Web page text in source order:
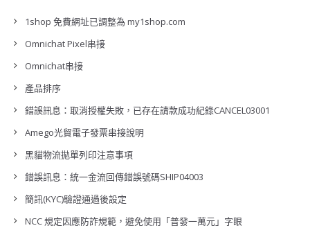
1shop 免費網址已調整為 my1shop.com
Omnichat Pixel串接
Omnichat串接
產品排序
錯誤訊息：取消授權失敗，已存在請款成功紀錄CANCEL03001
Amego光貿電子發票串接說明
黑貓物流拋單列印注意事項
錯誤訊息：統一金流回傳錯誤號碼SHIP04003
簡訊(KYC)驗證通過後設定
NCC 規定因應防詐規範，避免使用「普發一萬元」字眼